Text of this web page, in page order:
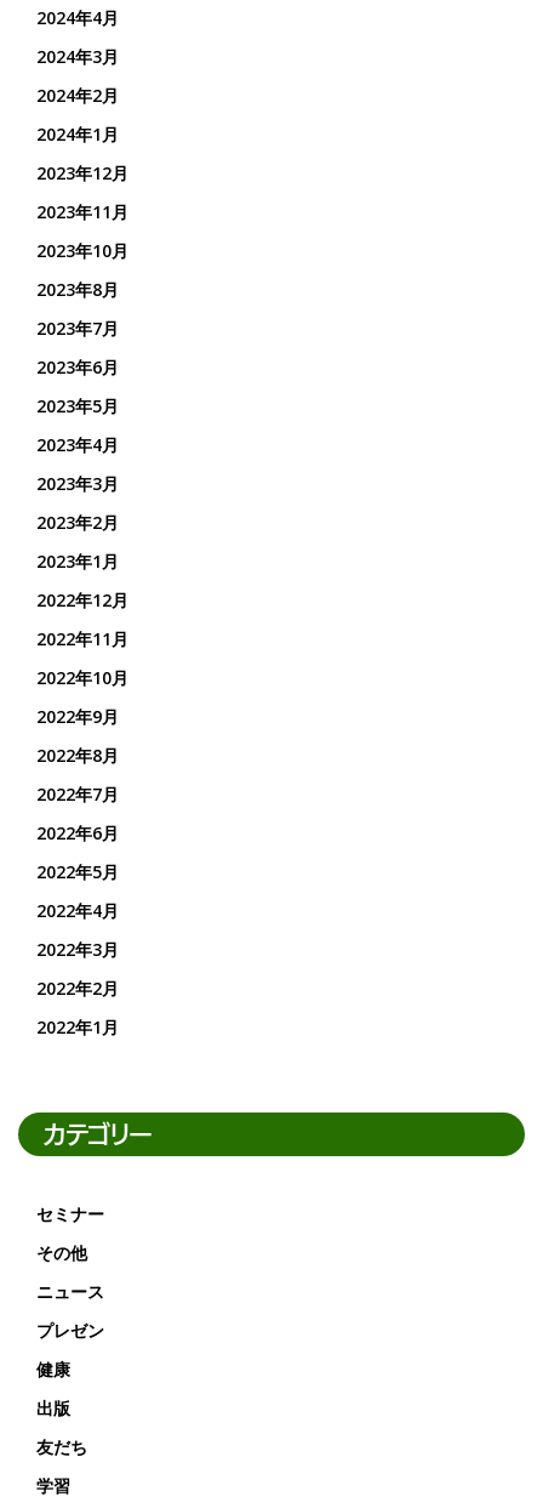
2024年4月
2024年3月
2024年2月
2024年1月
2023年12月
2023年11月
2023年10月
2023年8月
2023年7月
2023年6月
2023年5月
2023年4月
2023年3月
2023年2月
2023年1月
2022年12月
2022年11月
2022年10月
2022年9月
2022年8月
2022年7月
2022年6月
2022年5月
2022年4月
2022年3月
2022年2月
2022年1月
カテゴリー
セミナー
その他
ニュース
プレゼン
健康
出版
友だち
学習